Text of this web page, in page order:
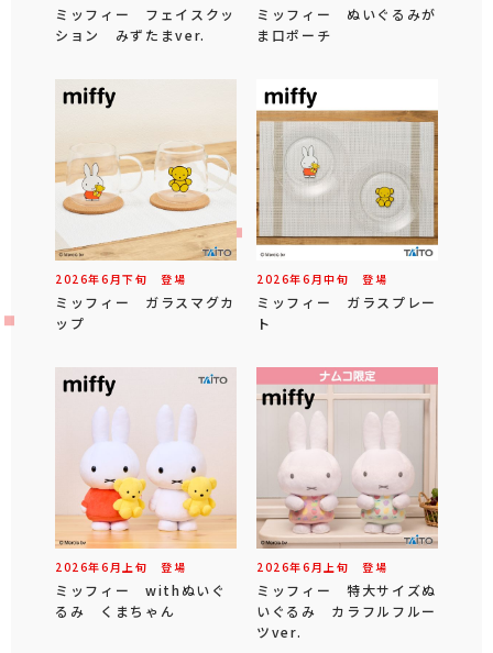
ミッフィー フェイスクッ
ション みずたまver.
ミッフィー ぬいぐるみが
ま口ポーチ
2026年6 月下旬 登場
ミッフィー ガラスマグカ
ップ
2026年6 月中旬 登場
ミッフィー ガラスプレー
ト
2026年6 月 上旬 登場
ミッフィー withぬいぐ
るみ くまちゃん
2026年6 月 上旬 登場
ミッフィー 特大サイズぬ
いぐるみ カラフルフルー
ツver.